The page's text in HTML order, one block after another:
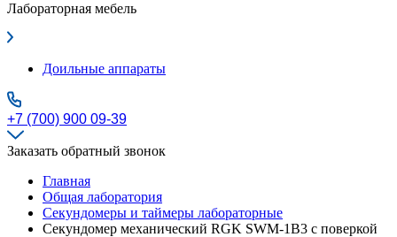
Лабораторная мебель
Доильные аппараты
+7 (700) 900 09-39
Заказать обратный звонок
Главная
Общая лаборатория
Секундомеры и таймеры лабораторные
Секундомер механический RGK SWM-1B3 с поверкой